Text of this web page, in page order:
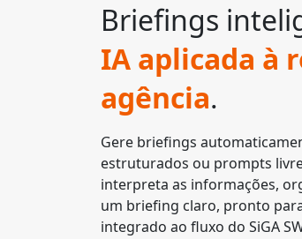
Briefings
IA aplicada à
agência.
Gere briefings
estruturados ou prompts
interpreta as informações,
um briefing claro, pronto
integrado ao fluxo do SiGA